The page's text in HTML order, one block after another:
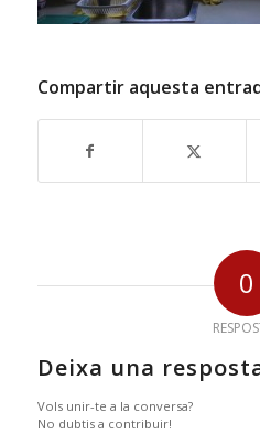
Compartir aquesta
0
Deixa una
Vols unir-te a la conversa?
No dubtis a contribuir!